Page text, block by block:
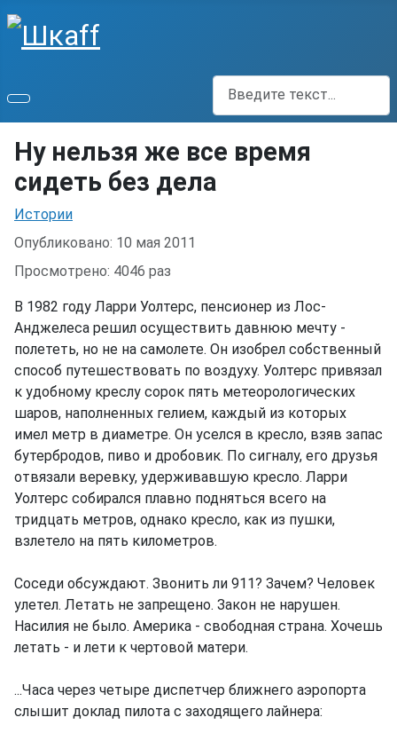
Поиск
Ну нельзя же все время
сидеть без дела
Информация о материале
Истории
Опубликовано: 10 мая 2011
Просмотрено: 4046 раз
В 1982 году Ларри Уолтерс, пенсионер из Лос-
Анджелеса решил осуществить давнюю мечту -
полететь, но не на самолете. Он изобрел собственный
способ путешествовать по воздуху. Уолтерс привязал
к удобному креслу сорок пять метеорологических
шаров, наполненных гелием, каждый из которых
имел метр в диаметре. Он уселся в кресло, взяв запас
бутербродов, пиво и дробовик. По сигналу, его друзья
отвязали веревку, удерживавшую кресло. Ларри
Уолтерс собирался плавно подняться всего на
тридцать метров, однако кресло, как из пушки,
взлетело на пять километров.
Соседи обсуждают. Звонить ли 911? Зачем? Человек
улетел. Летать не запрещено. Закон не нарушен.
Насилия не было. Америка - свободная страна. Хочешь
летать - и лети к чертовой матери.
...Часа через четыре диспетчер ближнего аэропорта
слышит доклад пилота с заходящего лайнера: